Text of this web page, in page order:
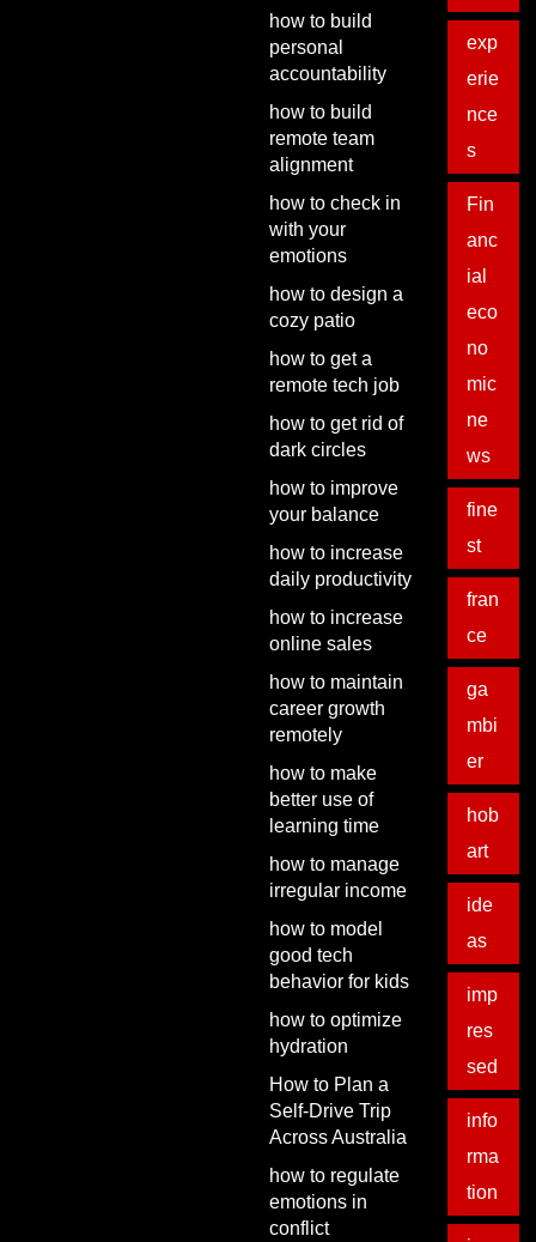
how to build
personal
accountability
how to build
remote team
alignment
how to check in
with your
emotions
how to design a
cozy patio
how to get a
remote tech job
how to get rid of
dark circles
how to improve
your balance
how to increase
daily productivity
how to increase
online sales
how to maintain
career growth
remotely
how to make
better use of
learning time
how to manage
irregular income
how to model
good tech
behavior for kids
how to optimize
hydration
How to Plan a
Self-Drive Trip
Across Australia
how to regulate
emotions in
conflict
exp
erie
nce
s
Fin
anc
ial
eco
no
mic
ne
ws
fine
st
fran
ce
ga
mbi
er
hob
art
ide
as
imp
res
sed
info
rma
tion